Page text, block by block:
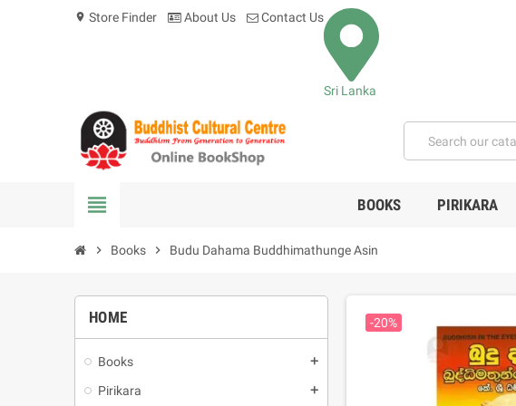
location_on Store Finder About Us Contact Us
Sri Lanka
view_headline BOOKS PIRIKARA
chevron_right Books chevron_right Budu Dahama Buddhimathunge Asin
HOME
Books add
Pirikara add
-20%